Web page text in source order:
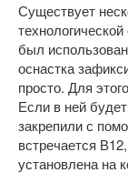
Существует
был
оснастка
просто. Для
Если в ней
закрепили с
встречается
установлена на